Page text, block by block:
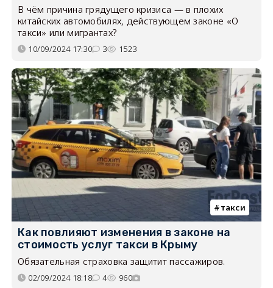
В чём причина грядущего кризиса — в плохих
китайских автомобилях, действующем законе «О
такси» или мигрантах?
10/09/2024 17:30 3 1523
такси
Как повлияют изменения в законе на
стоимость услуг такси в Крыму
Обязательная страховка защитит пассажиров.
02/09/2024 18:18 4 960